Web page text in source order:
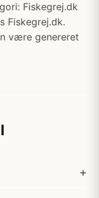
Fiskegrej.dk
Fiskegrej.dk.
være genereret